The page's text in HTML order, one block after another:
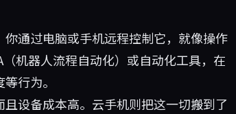
通过电脑或手机远程控制它，就像操作
机器人流程自动化）或自动化工具，在
行为。
设备成本高。云手机则把这一切搬到了